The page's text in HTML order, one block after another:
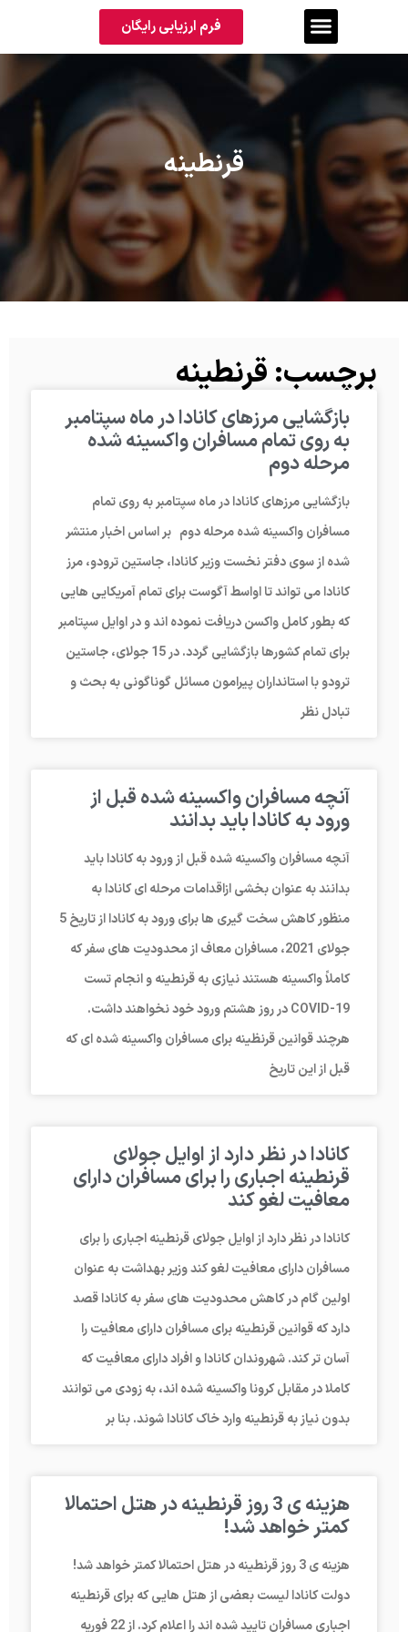
فرم ارزیابی رایگان
قرنطینه
برچسب: قرنطینه
بازگشایی مرزهای کانادا در ماه سپتامبر
به روی تمام مسافران واکسینه شده
مرحله دوم
بازگشایی مرزهای کانادا در ماه سپتامبر به روی تمام
مسافران واکسینه شده مرحله دوم بر اساس اخبار منتشر
شده از سوی دفتر نخست وزیر کانادا، جاستین ترودو، مرز
کانادا می تواند تا اواسط آگوست برای تمام آمریکایی هایی
که بطور کامل واکسن دریافت نموده اند و در اوایل سپتامبر
برای تمام کشورها بازگشایی گردد. در 15 جولای، جاستین
ترودو با استانداران پیرامون مسائل گوناگونی به بحث و
تبادل نظر
آنچه مسافران واکسینه شده قبل از
ورود به کانادا باید بدانند
آنچه مسافران واکسینه شده قبل از ورود به کانادا باید
بدانند به عنوان بخشی ازاقدامات مرحله ای کانادا به
منظور کاهش سخت گیری ها برای ورود به کانادا از تاریخ 5
جولای 2021، مسافران معاف از محدودیت های سفر که
کاملاً واکسینه هستند نیازی به قرنطینه و انجام تست
COVID-19 در روز هشتم ورود خود نخواهند داشت.
هرچند قوانین قرنظینه برای مسافران واکسینه شده ای که
قبل از این تاریخ
کانادا در نظر دارد از اوایل جولای
قرنطینه اجباری را برای مسافران دارای
معافیت لغو کند
کانادا در نظر دارد از اوایل جولای قرنطینه اجباری را برای
مسافران دارای معافیت لغو کند وزیر بهداشت به عنوان
اولین گام در کاهش محدودیت های سفر به کانادا قصد
دارد که قوانین قرنطینه برای مسافران دارای معافیت را
آسان تر کند. شهروندان کانادا و افراد دارای معافیت که
کاملا در مقابل کرونا واکسینه شده اند، به زودی می توانند
بدون نیاز به قرنطینه وارد خاک کانادا شوند. بنا بر
هزینه ی 3 روز قرنطینه در هتل احتمالا
کمتر خواهد شد!
هزینه ی 3 روز قرنطینه در هتل احتمالا کمتر خواهد شد!
دولت کانادا لیست بعضی از هتل هایی که برای قرنطینه
اجباری مسافران تایید شده اند را اعلام کرد. از 22 فوریه